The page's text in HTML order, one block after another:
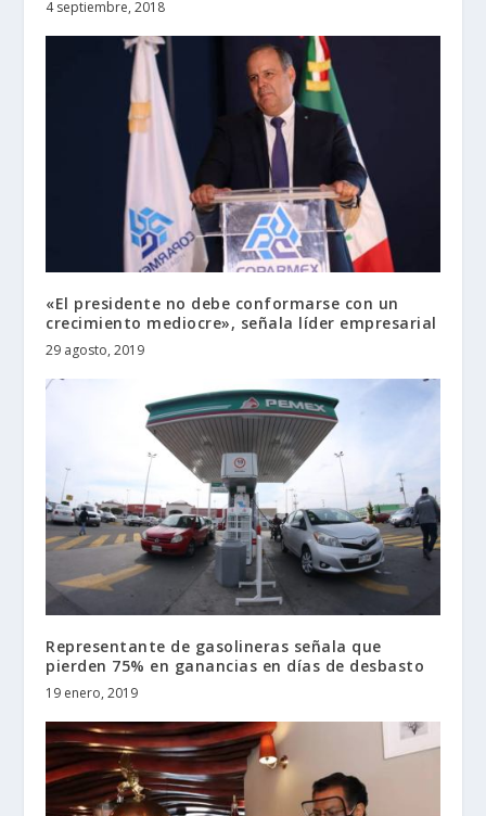
4 septiembre, 2018
«El presidente no debe conformarse con un
crecimiento mediocre», señala líder empresarial
29 agosto, 2019
Representante de gasolineras señala que
pierden 75% en ganancias en días de desbasto
19 enero, 2019